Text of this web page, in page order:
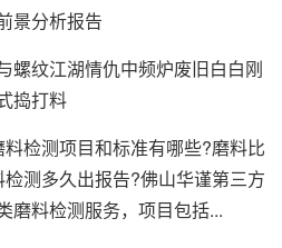
景分析报告
纹江湖情仇中频炉废旧白白刚
捣打料
检测项目和标准有哪些?磨料比
测多久出报告?佛山华谨第三方
磨料检测服务，项目包括...